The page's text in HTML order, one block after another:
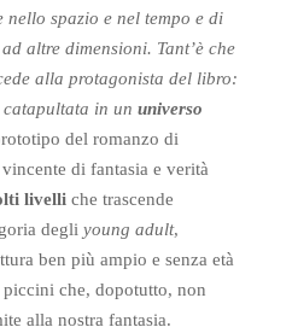
spazio e nel tempo e di
altre dimensioni. Tant’è che
alla protagonista del libro:
catapultata in un universo
del romanzo di
di fantasia e verità
livelliche trascende
degli young adult,
ben più ampio e senza età
che, dopotutto, non
alla nostra fantasia.